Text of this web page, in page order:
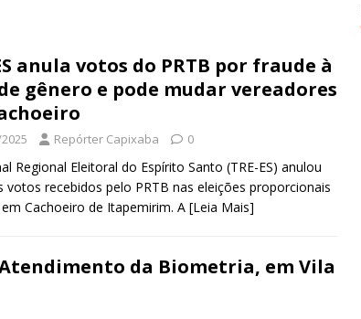
anula votos do PRTB por fraude à
gênero e pode mudar vereadores
Repórter Capixaba 0
Regional Eleitoral do Espírito Santo (TRE-ES) anulou
votos recebidos pelo PRTB nas eleições proporcionais
Cachoeiro de Itapemirim. A [Leia Mais]
da Biometria, em Vila